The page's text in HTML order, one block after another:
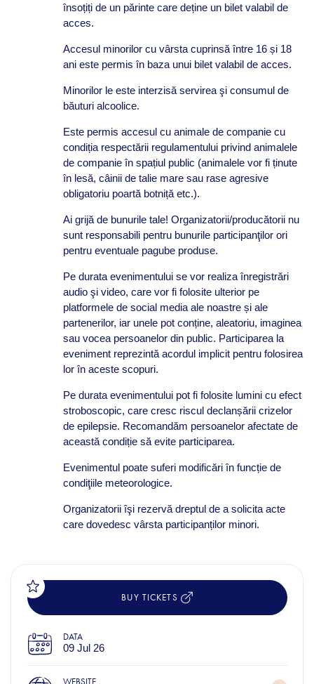
însoțiți de un părinte care deține un bilet valabil de
acces.
Accesul minorilor cu vârsta cuprinsă între 16 și 18
ani este permis în baza unui bilet valabil de acces.
Minorilor le este interzisă servirea şi consumul de
băuturi alcoolice.
Este permis accesul cu animale de companie cu
condiția respectării regulamentului privind animalele
de companie în spațiul public (animalele vor fi ținute
în lesă, câinii de talie mare sau rase agresive
obligatoriu poartă botniță etc.).
Ai grijă de bunurile tale! Organizatorii/producătorii nu
sunt responsabili pentru bunurile participanţilor ori
pentru eventuale pagube produse.
Pe durata evenimentului se vor realiza înregistrări
audio şi video, care vor fi folosite ulterior pe
platformele de social media ale noastre și ale
partenerilor, iar unele pot conține, aleatoriu, imaginea
sau vocea persoanelor din public. Participarea la
eveniment reprezintă acordul implicit pentru folosirea
lor în aceste scopuri.
Pe durata evenimentului pot fi folosite lumini cu efect
stroboscopic, care cresc riscul declanșării crizelor
de epilepsie. Recomandăm persoanelor afectate de
această condiție să evite participarea.
Evenimentul poate suferi modificări în funcție de
condiţiile meteorologice.
Organizatorii îşi rezervă dreptul de a solicita acte
care dovedesc vârsta participanților minori.
BUY TICKETS
DATA
09 Jul 26
WEBSITE